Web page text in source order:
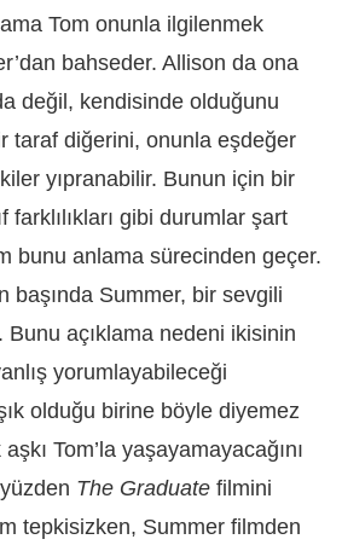
Tom onunla ilgilenmek
bahseder. Allison da ona
değil, kendisinde olduğunu
taraf diğerini, onunla eşdeğer
yıpranabilir. Bunun için bir
farklılıkları gibi durumlar şart
bunu anlama sürecinden geçer.
başında Summer, bir sevgili
açıklama nedeni ikisinin
yorumlayabileceği
olduğu birine böyle diyemez
Tom’la yaşayamayacağını
The Graduate filmini
tepkisizken, Summer filmden